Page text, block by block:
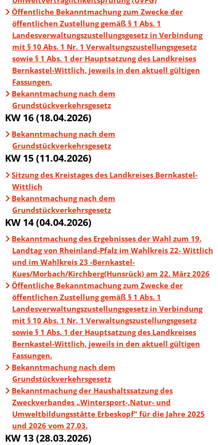
Öffentliche Bekanntmachung zum Zwecke der
öffentlichen Zustellung gemäß § 1 Abs. 1
Landesverwaltungszustellungsgesetz in Verbindung
mit § 10 Abs. 1 Nr. 1 Verwaltungszustellungsgesetz
sowie § 1 Abs. 1 der Hauptsatzung des Landkreises
Bernkastel-Wittlich, jeweils in den aktuell gültigen
Fassungen.
Bekanntmachung nach dem
Grundstückverkehrsgesetz
KW 16 (18.04.2026)
Bekanntmachung nach dem
Grundstückverkehrsgesetz
KW 15 (11.04.2026)
Sitzung des Kreistages des Landkreises Bernkastel-
Wittlich
Bekanntmachung nach dem
Grundstückverkehrsgesetz
KW 14 (04.04.2026)
Bekanntmachung des Ergebnisses der Wahl zum 19.
Landtag von Rheinland-Pfalz im Wahlkreis 22- Wittlich
und im Wahlkreis 23 -Bernkastel-
Kues/Morbach/Kirchberg(Hunsrück) am 22. März 2026
Öffentliche Bekanntmachung zum Zwecke der
öffentlichen Zustellung gemäß § 1 Abs. 1
Landesverwaltungszustellungsgesetz in Verbindung
mit § 10 Abs. 1 Nr. 1 Verwaltungszustellungsgesetz
sowie § 1 Abs. 1 der Hauptsatzung des Landkreises
Bernkastel-Wittlich, jeweils in den aktuell gültigen
Fassungen.
Bekanntmachung nach dem
Grundstückverkehrsgesetz
Bekanntmachung der Haushaltssatzung des
Zweckverbandes „Wintersport-,Natur- und
Umweltbildungsstätte Erbeskopf“ für die Jahre 2025
und 2026 vom 27.03.
KW 13 (28.03.2026)